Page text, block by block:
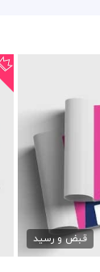
قبض و رسید